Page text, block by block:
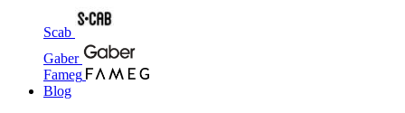
Scab
Gaber
Fameg
Blog